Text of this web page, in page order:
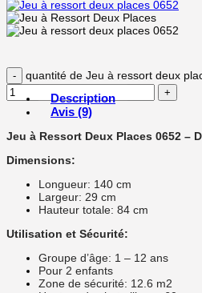
quantité de Jeu à ressort deux
Description
Avis (9)
Jeu à Ressort Deux Places 0652 –
Dimensions:
Longueur: 140 cm
Largeur: 29 cm
Hauteur totale: 84 cm
Utilisation et Sécurité:
Groupe d’âge: 1 – 12 ans
Pour 2 enfants
Zone de sécurité: 12.6 m2